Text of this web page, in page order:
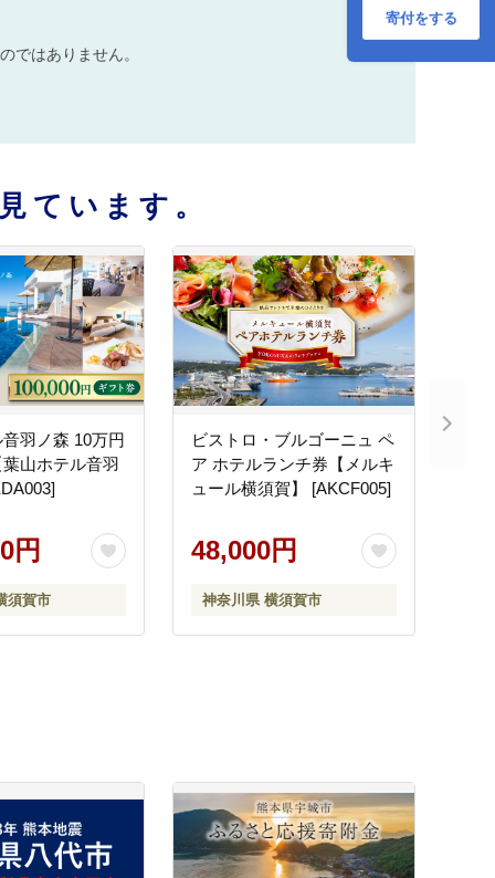
寄付をする
ではありません。
ています。
羽ノ森 10万円
山ホテル音羽
円
須賀市
ビストロ・ブルゴーニュ ペ
ア ホテルランチ券【メルキ
ュール横須賀】 [AKCF005]
48,000円
神奈川県 横須賀市